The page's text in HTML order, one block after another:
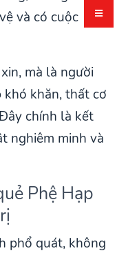
và có cuộc
mà là người
khó khăn, thất cơ
chính là kết
nghiêm minh và
Phệ Hạp
phổ quát, không